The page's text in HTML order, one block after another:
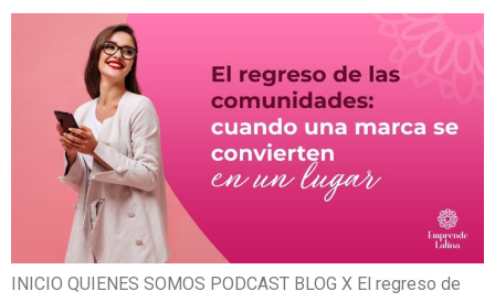
INICIO QUIENES SOMOS PODCAST BLOG X El regreso de